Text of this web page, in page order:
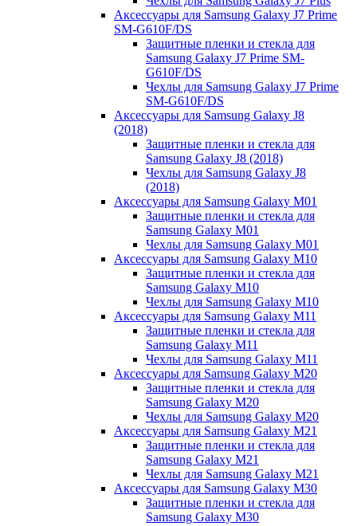
Аксессуары для Samsung Galaxy J7 Prime
SM-G610F/DS
Защитные пленки и стекла для
Samsung Galaxy J7 Prime SM-
G610F/DS
Чехлы для Samsung Galaxy J7 Prime
SM-G610F/DS
Аксессуары для Samsung Galaxy J8
(2018)
Защитные пленки и стекла для
Samsung Galaxy J8 (2018)
Чехлы для Samsung Galaxy J8
(2018)
Аксессуары для Samsung Galaxy M01
Защитные пленки и стекла для
Samsung Galaxy M01
Чехлы для Samsung Galaxy M01
Аксессуары для Samsung Galaxy M10
Защитные пленки и стекла для
Samsung Galaxy M10
Чехлы для Samsung Galaxy M10
Аксессуары для Samsung Galaxy M11
Защитные пленки и стекла для
Samsung Galaxy M11
Чехлы для Samsung Galaxy M11
Аксессуары для Samsung Galaxy M20
Защитные пленки и стекла для
Samsung Galaxy M20
Чехлы для Samsung Galaxy M20
Аксессуары для Samsung Galaxy M21
Защитные пленки и стекла для
Samsung Galaxy M21
Чехлы для Samsung Galaxy M21
Аксессуары для Samsung Galaxy M30
Защитные пленки и стекла для
Samsung Galaxy M30